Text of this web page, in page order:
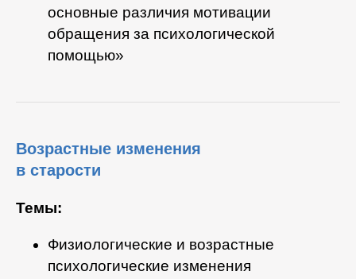
основные различия мотивации
обращения за психологической
помощью»
Возрастные изменения
в старости
Темы:
Физиологические и возрастные
психологические изменения